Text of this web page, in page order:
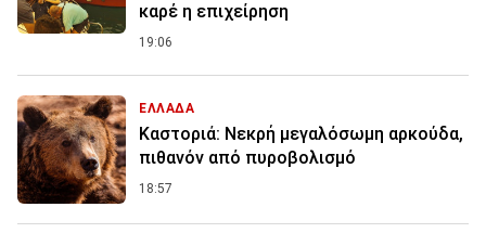
καρέ η επιχείρηση
19:06
ΕΛΛΑΔΑ
Καστοριά: Νεκρή μεγαλόσωμη αρκούδα,
πιθανόν από πυροβολισμό
18:57